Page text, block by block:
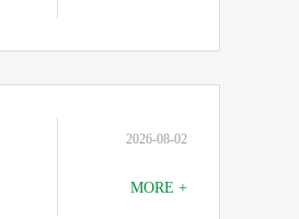
2026-08-02
MORE +